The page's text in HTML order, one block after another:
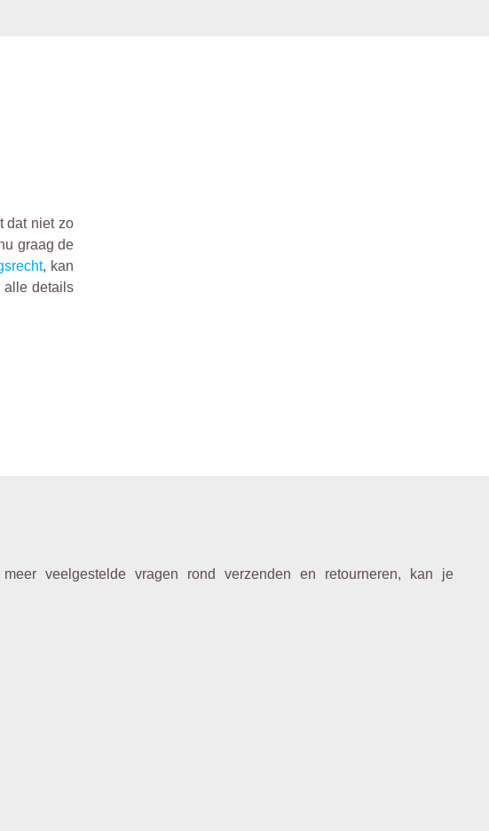
dat niet zo
graag de
, kan
alle details
veelgestelde vragen rond verzenden en retourneren, kan je